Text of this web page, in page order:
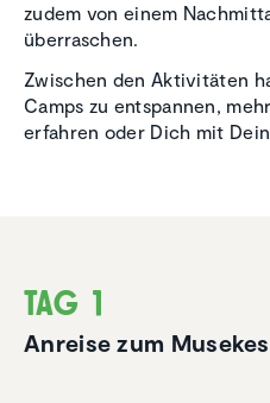
zudem von einem
überraschen.
Zwischen den Aktivitäten
Camps zu entspannen,
erfahren oder Dich mit
Tag 1
Anreise zum